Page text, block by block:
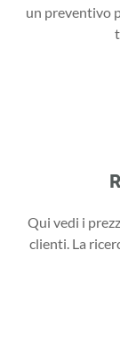
un preventivo
Qui vedi i
clienti. La